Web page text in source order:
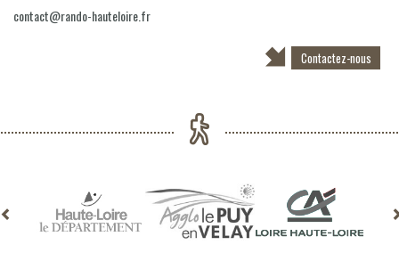
contact@rando-hauteloire.fr
Contactez-nous